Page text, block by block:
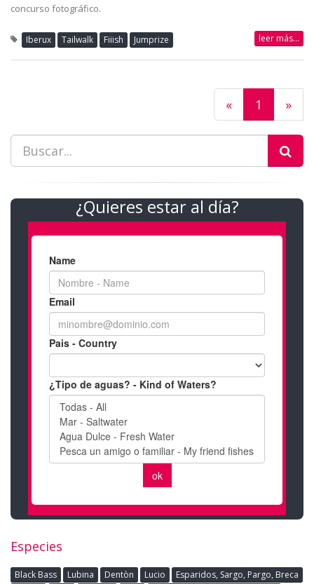
concurso fotográfico.
Iberux Tailwalk Fiiish Jumprize leer más...
« 1 »
¿Quieres estar al día?
Especies
Black Bass Lubina Dentòn Lucio
Esparidos, Sargo, Pargo, Breca